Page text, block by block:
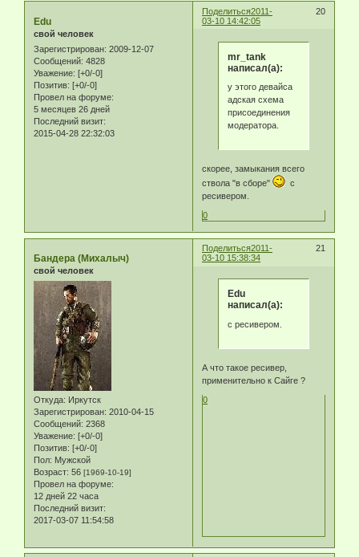
Поделиться 20
2011-
03-10 14:42:05
Edu
свой человек
Зарегистрирован: 2009-12-07
Сообщений: 4828
Уважение: [+0/-0]
Позитив: [+0/-0]
Провел на форуме:
5 месяцев 26 дней
Последний визит:
2015-04-28 22:32:03
mr_tank
написал(а):
у этого девайса
адская схема
присоединения
модератора.
скорее, замыкания всего
ствола "в сборе"
с
ресивером.
0
Поделиться 21
2011-
03-10 15:38:34
Бандера (Михалыч)
свой человек
Откуда: Иркутск
Зарегистрирован: 2010-04-15
Сообщений: 2368
Уважение: [+0/-0]
Позитив: [+0/-0]
Пол: Мужской
Возраст: 56 [1969-10-19]
Провел на форуме:
12 дней 22 часа
Последний визит:
2017-03-07 11:54:58
Edu
написал(а):
с ресивером.
А что такое ресивер,
применительно к Сайге ?
0